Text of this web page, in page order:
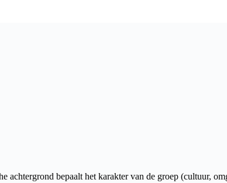
bepaalt het karakter van de groep (cultuur,